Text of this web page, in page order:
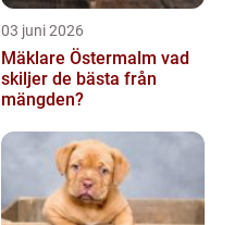
03 juni 2026
Mäklare Östermalm vad
skiljer de bästa från
mängden?